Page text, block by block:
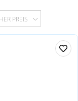
PREIS